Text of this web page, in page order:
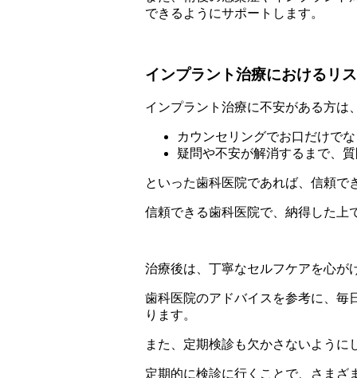
できるようにサポートします。
インプラント治療におけるリ
インプラント治療に不安がある方は
カウンセリングでお口だけで
疑問や不安が解消するまで、
といった歯科医院であれば、信頼で
信頼できる歯科医院で、納得した上
治療後は、丁寧なセルフケアを心が
歯科医院のアドバイスを参考に、毎
ります。
また、定期検診も欠かさないように
定期的に検診に行くことで、さまざ